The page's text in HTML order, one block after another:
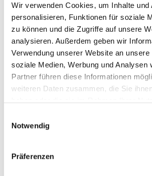
Wir verwenden Cookies, um Inhalte und
personalisieren, Funktionen für soziale
zu können und die Zugriffe auf unsere
analysieren. Außerdem geben wir
Verwendung unserer Website an
soziale Medien, Werbung und Analysen
Partner führen diese Informationen
weiteren Daten zusammen, die Sie
Notwendig
Präferenzen
Dies könnte Sie auch